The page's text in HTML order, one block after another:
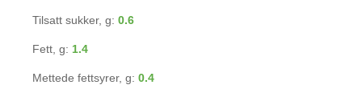
Tilsatt sukker, g: 0.6
Fett, g: 1.4
Mettede fettsyrer, g: 0.4